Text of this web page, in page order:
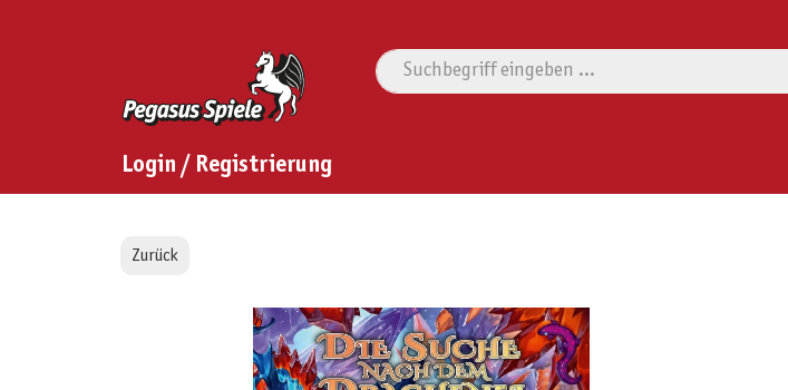
Login / Registrierung
Zurück
Bildergalerie überspringen